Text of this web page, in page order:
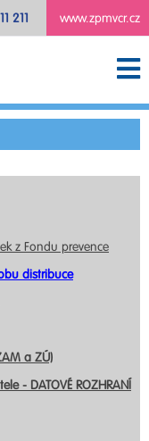
www.zpmvcr.cz
211
z Fondu prevence
distribuce
a ZÚ)
- DATOVÉ ROZHRANÍ